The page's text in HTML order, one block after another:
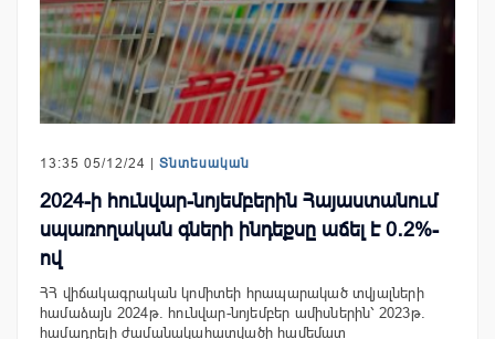
13:35 05/12/24 | Տնտեսական
2024-ի հունվար-նոյեմբերին Հայաստանում
սպառողական գների ինդեքսը աճել է 0․2%-
ով
ՀՀ վիճակագրական կոմիտեի հրապարակած տվյալների
համաձայն 2024թ. հունվար-նոյեմբեր ամիսներին՝ 2023թ.
համադրելի ժամանակահատվածի համեմատ